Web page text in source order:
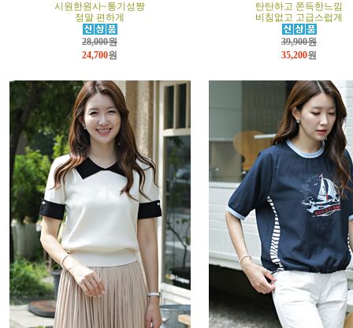
시원한원사~통기성짱
정말 편하게
28,000원
24,700원
탄탄하고 쫀득한느낌
비침없고 고급스럽게
39,900원
35,200원